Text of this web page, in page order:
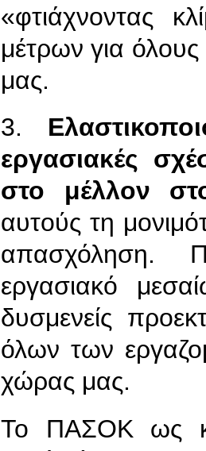
«φτιάχνοντας
μέτρων για
μας.
3.
εργασιακές
στο μέλλον
αυτούς τη
απασχόληση.
εργασιακό
δυσμενείς
όλων των
χώρας μας.
Το ΠΑΣΟΚ ως